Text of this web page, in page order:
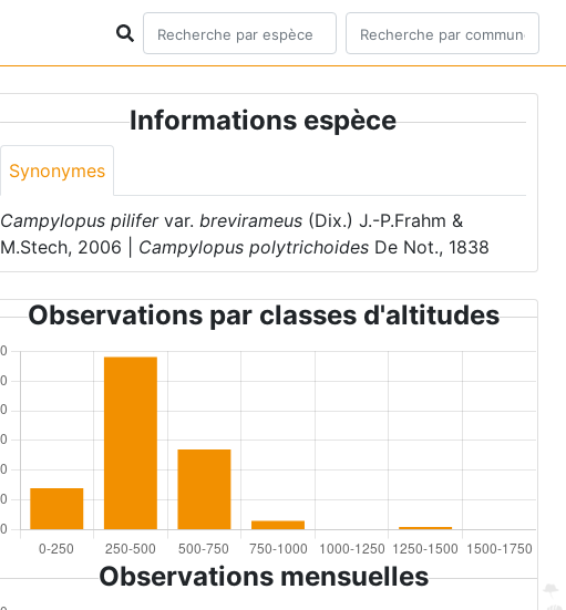
Informations espèce
Synonymes
Campylopus pilifervar. brevirameus (Dix.) J.-P.Frahm &
M.Stech, 2006 | Campylopus polytrichoides De Not., 1838
Observations par classes d'altitudes
Observations mensuelles